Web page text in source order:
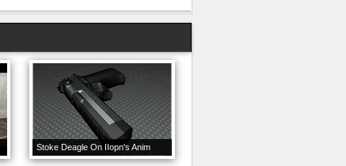
Stoke Deagle On IIopn's Anim